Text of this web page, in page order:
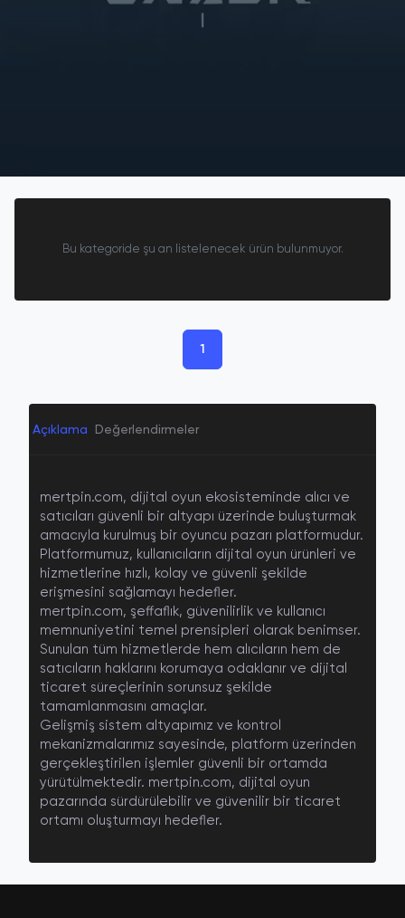
Bu kategoride şu an listelenecek ürün bulunmuyor.
1
Açıklama Değerlendirmeler
mertpin.com, dijital oyun ekosisteminde alıcı ve
satıcıları güvenli bir altyapı üzerinde buluşturmak
amacıyla kurulmuş bir oyuncu pazarı platformudur.
Platformumuz, kullanıcıların dijital oyun ürünleri ve
hizmetlerine hızlı, kolay ve güvenli şekilde
erişmesini sağlamayı hedefler.
mertpin.com, şeffaflık, güvenilirlik ve kullanıcı
memnuniyetini temel prensipleri olarak benimser.
Sunulan tüm hizmetlerde hem alıcıların hem de
satıcıların haklarını korumaya odaklanır ve dijital
ticaret süreçlerinin sorunsuz şekilde
tamamlanmasını amaçlar.
Gelişmiş sistem altyapımız ve kontrol
mekanizmalarımız sayesinde, platform üzerinden
gerçekleştirilen işlemler güvenli bir ortamda
yürütülmektedir. mertpin.com, dijital oyun
pazarında sürdürülebilir ve güvenilir bir ticaret
ortamı oluşturmayı hedefler.